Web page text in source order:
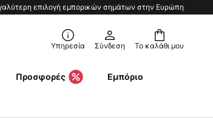
επιλογή εμπορικών σημάτων στην Ευρώπη
Το καλάθι μου
Υπηρεσία Σύνδεση
Προσφορές Εμπόριο